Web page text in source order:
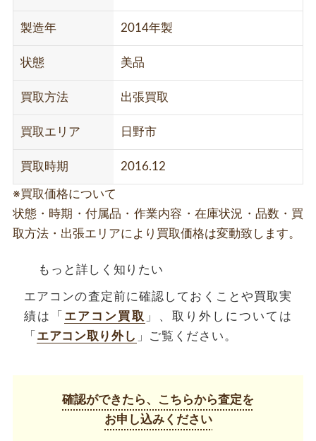
製造年 2014年製
状態 美品
買取方法 出張買取
買取エリア 日野市
買取時期 2016.12
※買取価格について
状態・時期・付属品・作業内容・在庫状況・品数・買
取方法・出張エリアにより買取価格は変動致します。
もっと詳しく知りたい
エアコンの査定前に確認しておくことや買取実
績は「 エアコン買取 」、取り外しについては
「 エアコン取り外し 」ご覧ください。
確認ができたら、こちらから査定を
お申し込みください